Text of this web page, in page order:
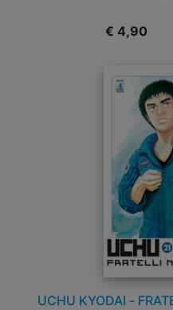
€ 4,90
UCHU KYODAI -